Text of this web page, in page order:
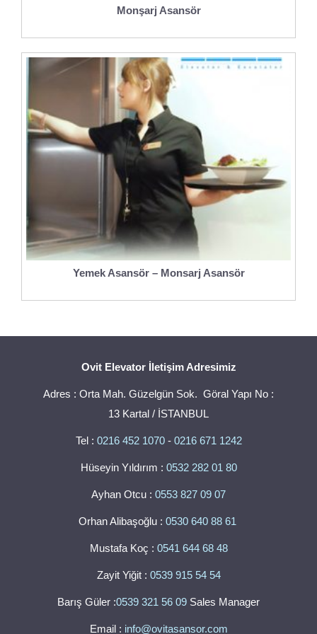
Monşarj Asansör
Yemek Asansör – Monsarj Asansör
Ovit Elevator İletişim Adresimiz
Adres : Orta Mah. Güzelgün Sok. Göral Yapı No :
13 Kartal / İSTANBUL
Tel : 0216 452 1070- 0216 671 1242
Hüseyin Yıldırım : 0532 282 01 80
Ayhan Otcu : 0553 827 09 07
Orhan Alibaşoğlu : 0530 640 88 61
Mustafa Koç : 0541 644 68 48
Zayit Yiğit : 0539 915 54 54
Barış Güler :0539 321 56 09 Sales Manager
Email : info@ovitasansor.com